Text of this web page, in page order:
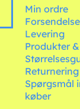
Min ordre
Levering
Produkter &
Returnering
Spørgsmål
køber